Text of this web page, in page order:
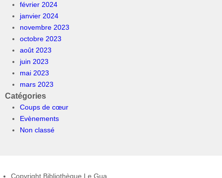
février 2024
janvier 2024
novembre 2023
octobre 2023
août 2023
juin 2023
mai 2023
mars 2023
Catégories
Coups de cœur
Evènements
Non classé
Copyright Bibliothèque Le Gua